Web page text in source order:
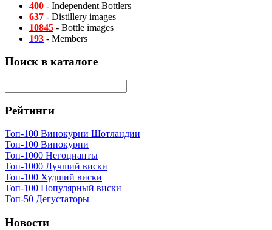
400 - Independent Bottlers
637 - Distillery images
10845 - Bottle images
193 - Members
Поиск в каталоге
Рейтинги
Топ-100 Винокурни Шотландии
Топ-100 Винокурни
Топ-1000 Негоцианты
Топ-1000 Лучший виски
Топ-100 Худший виски
Топ-100 Популярный виски
Топ-50 Дегустаторы
Новости